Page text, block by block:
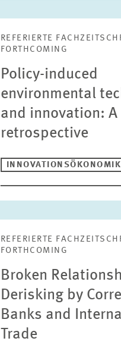
REFERIERTE
FORTHCOMING
Policy-induced
environmental
and innovation: A
retrospective
REFERIERTE
FORTHCOMING
Broken
Derisking by
Banks and
Trade